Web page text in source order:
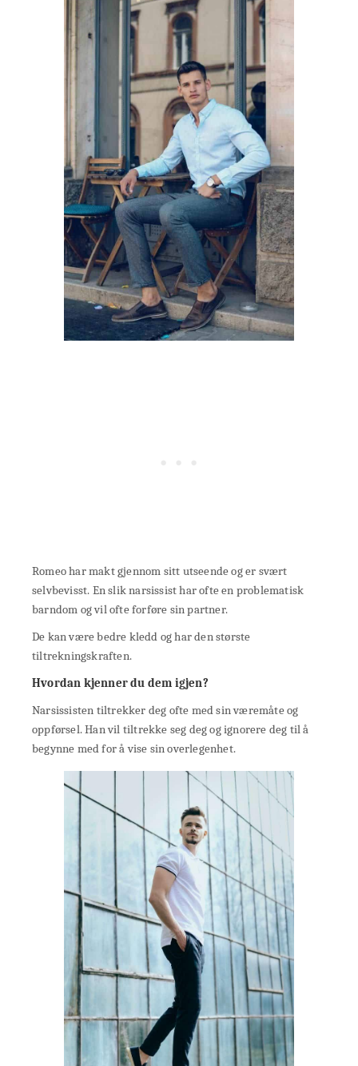
Romeo har makt gjennom sitt utseende og er svært
selvbevisst. En slik narsissist har ofte en problematisk
barndom og vil ofte forføre sin partner.
De kan være bedre kledd og har den største
tiltrekningskraften.
Hvordan kjenner du dem igjen?
Narsissisten tiltrekker deg ofte med sin væremåte og
oppførsel. Han vil tiltrekke seg deg og ignorere deg til å
begynne med for å vise sin overlegenhet.